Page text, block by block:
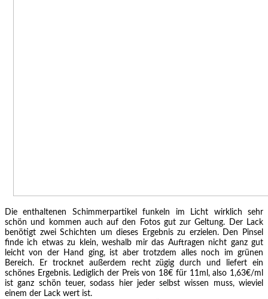
Die enthaltenen Schimmerpartikel funkeln im Licht wirklich sehr
schön und kommen auch auf den Fotos gut zur Geltung. Der Lack
benötigt zwei Schichten um dieses Ergebnis zu erzielen. Den Pinsel
finde ich etwas zu klein, weshalb mir das Auftragen nicht ganz gut
leicht von der Hand ging, ist aber trotzdem alles noch im grünen
Bereich. Er trocknet außerdem recht zügig durch und liefert ein
schönes Ergebnis. Lediglich der Preis von 18€ für 11ml, also 1,63€/ml
ist ganz schön teuer, sodass hier jeder selbst wissen muss, wieviel
einem der Lack wert ist.